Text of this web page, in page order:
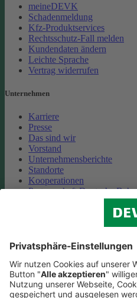
meineDEVK
Schadenmeldung
Kfz-Produktservices
Rechtsschutz-Fall melden
Kundendaten ändern
Leichte Sprache
Vertrag widerrufen
Unternehmen
Karriere
Presse
Das sind wir
Vorstand
Unternehmensberichte
Standorte
Kooperationen
Partnerschaft Deutsche Bahn
Cookie-Einstellungen